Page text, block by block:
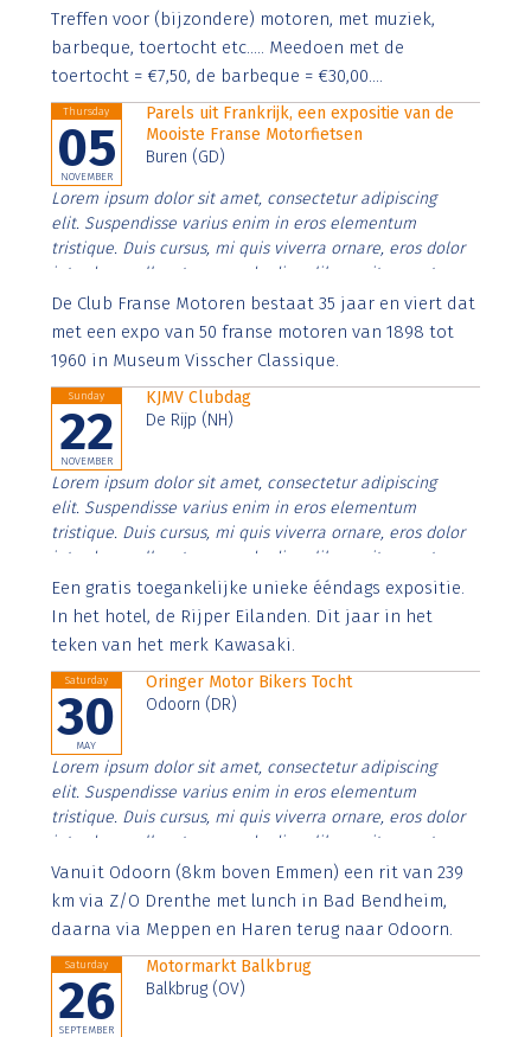
Aenean faucibus nibh et justo cursus id rutrum lorem
imperdiet. Nunc ut sem vitae risus tristique posuere.
Treffen voor (bijzondere) motoren, met muziek,
barbeque, toertocht etc..... Meedoen met de
toertocht = €7,50, de barbeque = €30,00....
Thursday
05
NOVEMBER
Parels uit Frankrijk, een expositie van de
Mooiste Franse Motorfietsen
Buren (GD)
Lorem ipsum dolor sit amet, consectetur adipiscing
elit. Suspendisse varius enim in eros elementum
tristique. Duis cursus, mi quis viverra ornare, eros dolor
interdum nulla, ut commodo diam libero vitae erat.
Aenean faucibus nibh et justo cursus id rutrum lorem
imperdiet. Nunc ut sem vitae risus tristique posuere.
De Club Franse Motoren bestaat 35 jaar en viert dat
met een expo van 50 franse motoren van 1898 tot
1960 in Museum Visscher Classique.
Sunday
22
NOVEMBER
KJMV Clubdag
De Rijp (NH)
Lorem ipsum dolor sit amet, consectetur adipiscing
elit. Suspendisse varius enim in eros elementum
tristique. Duis cursus, mi quis viverra ornare, eros dolor
interdum nulla, ut commodo diam libero vitae erat.
Aenean faucibus nibh et justo cursus id rutrum lorem
imperdiet. Nunc ut sem vitae risus tristique posuere.
Een gratis toegankelijke unieke ééndags expositie.
In het hotel, de Rijper Eilanden. Dit jaar in het
teken van het merk Kawasaki.
Saturday
30
MAY
Oringer Motor Bikers Tocht
Odoorn (DR)
Lorem ipsum dolor sit amet, consectetur adipiscing
elit. Suspendisse varius enim in eros elementum
tristique. Duis cursus, mi quis viverra ornare, eros dolor
interdum nulla, ut commodo diam libero vitae erat.
Aenean faucibus nibh et justo cursus id rutrum lorem
imperdiet. Nunc ut sem vitae risus tristique posuere.
Vanuit Odoorn (8km boven Emmen) een rit van 239
km via Z/O Drenthe met lunch in Bad Bendheim,
daarna via Meppen en Haren terug naar Odoorn.
Saturday
26
SEPTEMBER
Motormarkt Balkbrug
Balkbrug (OV)